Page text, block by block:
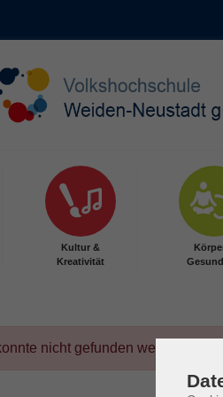
Kultur &
Kreativität
nicht gefunden werden.